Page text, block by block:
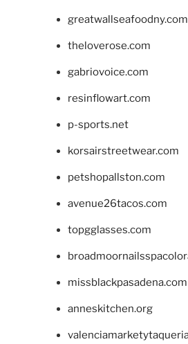
greatwallseafoodny.com
theloverose.com
gabriovoice.com
resinflowart.com
p-sports.net
korsairstreetwear.com
petshopallston.com
avenue26tacos.com
topgglasses.com
missblackpasadena.com
anneskitchen.org